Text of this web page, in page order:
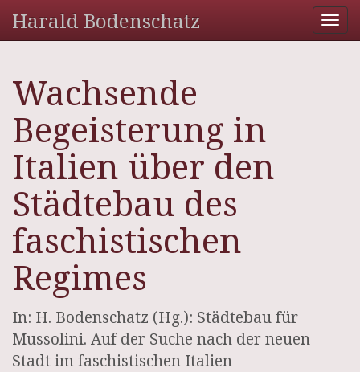
Harald Bodenschatz
Wachsende
Begeisterung in
Italien über den
Städtebau des
faschistischen
Regimes
In: H. Bodenschatz (Hg.): Städtebau für
Mussolini. Auf der Suche nach der neuen
Stadt im faschistischen Italien